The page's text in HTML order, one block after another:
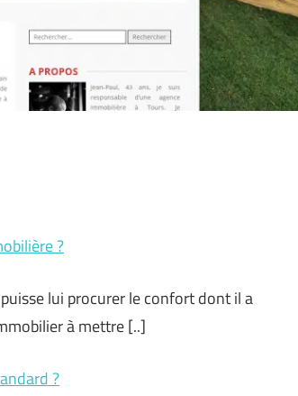
?
lui procurer le confort dont il a
à mettre [..]
?